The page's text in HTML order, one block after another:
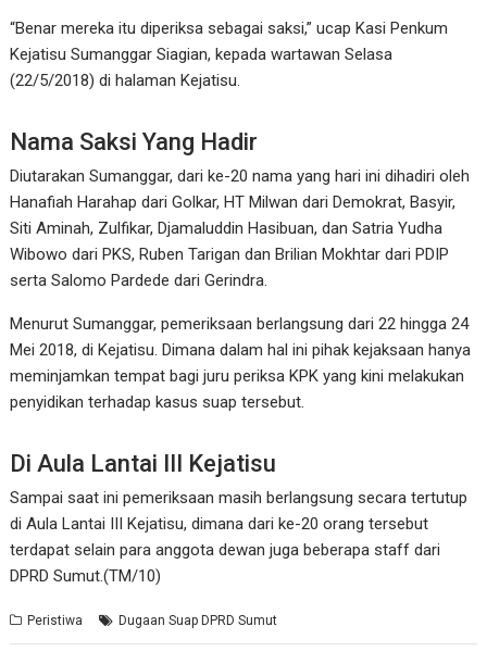
“Benar mereka itu diperiksa sebagai saksi,” ucap Kasi Penkum
Kejatisu Sumanggar Siagian, kepada wartawan Selasa
(22/5/2018) di halaman Kejatisu.
Nama Saksi Yang Hadir
Diutarakan Sumanggar, dari ke-20 nama yang hari ini dihadiri oleh
Hanafiah Harahap dari Golkar, HT Milwan dari Demokrat, Basyir,
Siti Aminah, Zulfikar, Djamaluddin Hasibuan, dan Satria Yudha
Wibowo dari PKS, Ruben Tarigan dan Brilian Mokhtar dari PDIP
serta Salomo Pardede dari Gerindra.
Menurut Sumanggar, pemeriksaan berlangsung dari 22 hingga 24
Mei 2018, di Kejatisu. Dimana dalam hal ini pihak kejaksaan hanya
meminjamkan tempat bagi juru periksa KPK yang kini melakukan
penyidikan terhadap kasus suap tersebut.
Di Aula Lantai III Kejatisu
Sampai saat ini pemeriksaan masih berlangsung secara tertutup
di Aula Lantai III Kejatisu, dimana dari ke-20 orang tersebut
terdapat selain para anggota dewan juga beberapa staff dari
DPRD Sumut.(TM/10)
Peristiwa Dugaan Suap DPRD Sumut